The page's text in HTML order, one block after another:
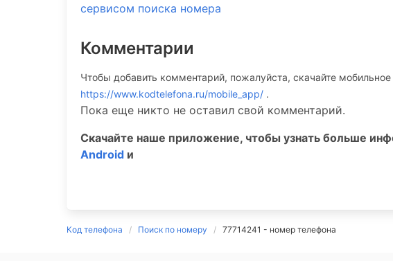
сервисом поиска номера
Комментарии
Чтобы добавить комментарий, пожалуйста, скачайте
https://www.kodtelefona.ru/mobile_app/ .
Пока еще никто не оставил свой комментарий.
Скачайте наше приложение, чтобы узнать больше
Android и
Код телефона Поиск по номеру 77714241 - номер телефона